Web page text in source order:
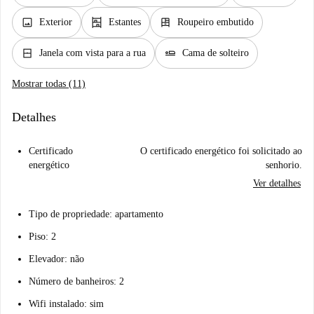
image Exterior shelves Estantes dresser Roupeiro embutido
window_closed Janela com vista para a rua airline_seat_flat Cama de solteiro
Mostrar todas (11)
Detalhes
Certificado
energético
O certificado energético foi solicitado ao
senhorio.
Ver detalhes
Tipo de propriedade: apartamento
Piso: 2
Elevador: não
Número de banheiros: 2
Wifi instalado: sim